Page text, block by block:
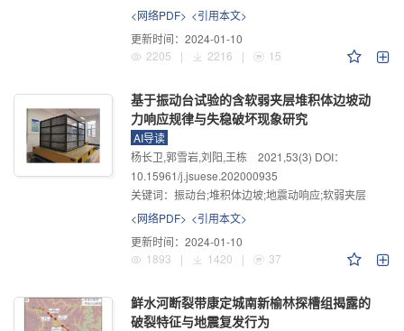
<网络PDF> <引用本文>
更新时间： 2024-01-10
2205
| 2216 | 15
基于振动台试验的含软弱夹层堆积体边坡动
力响应规律与失稳破坏现象研究
AI导读
杨长卫,郭雪岩,刘阳,王栋
2021,53(3) DOI：
10.15961/j.jsuese.202000935
关键词： 振动台;堆积体边坡;地震动响应;软弱夹层
<网络PDF> <引用本文>
更新时间： 2024-01-10
1893
| 1420 | 37
鲜水河断裂带康定城南新榆林探槽组揭露的
破裂特征与地震复发行为